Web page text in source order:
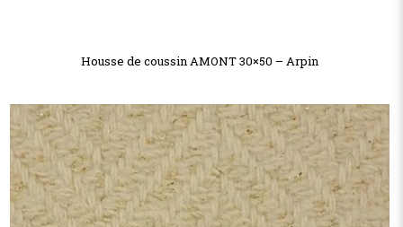
Housse de coussin AMONT 30×50 – Arpin